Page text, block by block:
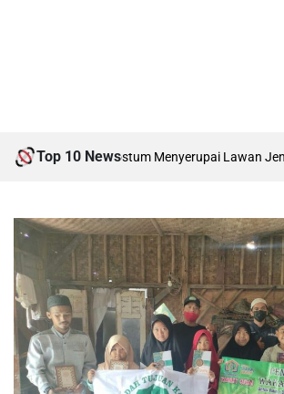
Top 10 News
Kostum Menyerupai Lawan Jenis dan